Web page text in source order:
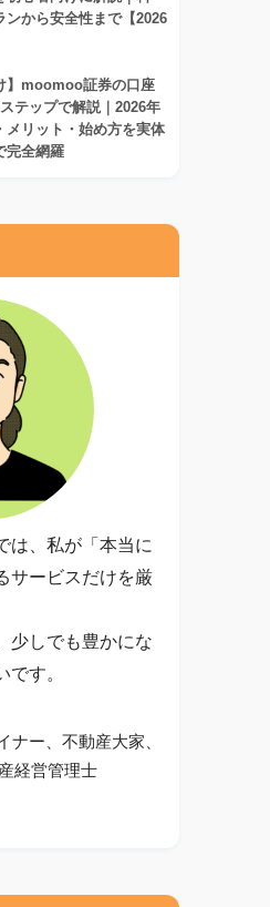
ンから安全性まで【2026
】moomoo証券の口座
テップで解説｜2026年
メリット・始め方を実体
完全網羅
は、私が「本当に
サービスだけを厳
少しでも豊かにな
です。
ナー、不動産大家、
経営管理士